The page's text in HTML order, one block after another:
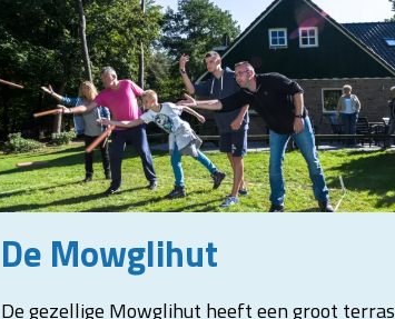
De Mowglihut
De gezellige Mowglihut heeft een groot terras